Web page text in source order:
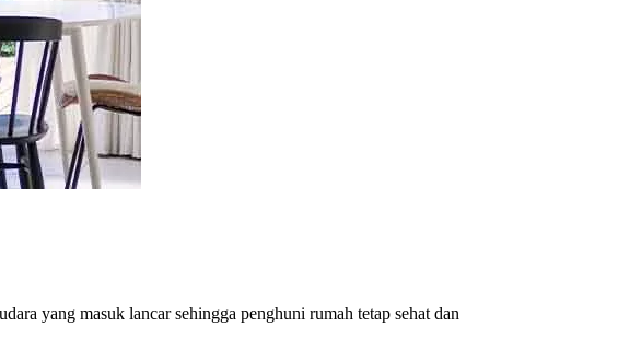
yang masuk lancar sehingga penghuni rumah tetap sehat dan